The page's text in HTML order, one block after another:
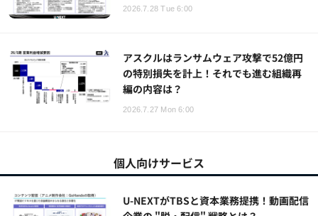
2026.7.28 Tue 6:00
アスクルはランサムウェア攻撃で52億円
の特別損失を計上！それでも進む組織再
編の内容は？
2026.7.27 Mon 6:00
個人向けサービス
U-NEXTがTBSと資本業務提携！動画配信